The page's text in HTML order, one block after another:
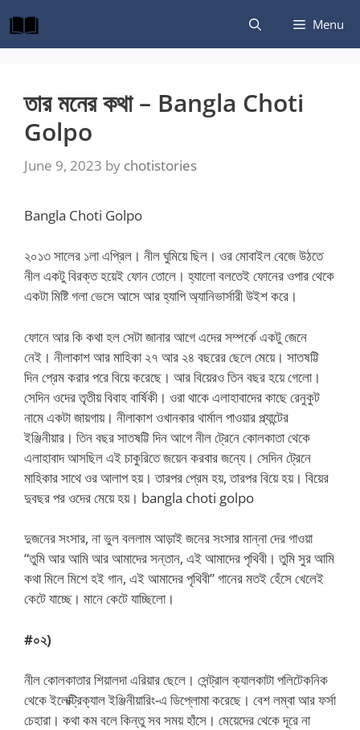
to
content
Menu
তার মনের কথা – Bangla Choti
Golpo
June 9, 2023 by chotistories
Bangla Choti Golpo
২০১৩ সালের ১লা এপ্রিল। নীল ঘুমিয়ে ছিল। ওর মোবাইল বেজে উঠতে
নীল একটু বিরক্ত হয়েই ফোন তোলে। হ্যালো বলতেই ফোনের ওপার থেকে
একটা মিষ্টি গলা ভেসে আসে আর হ্যাপি অ্যানিভার্সারী উইশ করে।
ফোনে আর কি কথা হল সেটা জানার আগে এদের সম্পর্কে একটু জেনে
নেই। নীলাকাশ আর মাহিকা ২৭ আর ২৪ বছরের ছেলে মেয়ে। সাতষট্টি
দিন প্রেম করার পরে বিয়ে করেছে। আর বিয়েরও তিন বছর হয়ে গেলো।
সেদিন ওদের তৃতীয় বিবাহ বার্ষিকী। ওরা থাকে এলাহাবাদের কাছে রেনুকুট
নামে একটা জায়গায়। নীলাকাশ ওখানকার থার্মাল পাওয়ার প্ল্যান্টের
ইঞ্জিনীয়ার। তিন বছর সাতষট্টি দিন আগে নীল ট্রেনে কোলকাতা থেকে
এলাহাবাদ আসছিল এই চাকুরিতে জয়েন করবার জন্যে। সেদিন ট্রেনে
মাহিকার সাথে ওর আলাপ হয়। তারপর প্রেম হয়, তারপর বিয়ে হয়। বিয়ের
দুবছর পর ওদের মেয়ে হয়। bangla choti golpo
দুজনের সংসার, না ভুল বললাম আড়াই জনের সংসার মান্না দের গাওয়া
“তুমি আর আমি আর আমাদের সন্তান, এই আমাদের পৃথিবী। তুমি সুর আমি
কথা মিলে মিশে হই গান, এই আমাদের পৃথিবী” গানের মতই হেঁসে খেলেই
কেটে যাচ্ছে। মানে কেটে যাচ্ছিলো।
#০২)
নীল কোলকাতার শিয়ালদা এরিয়ার ছেলে। সেন্ট্রাল ক্যালকাটা পলিটেকনিক
থেকে ইলেক্ট্রিক্যাল ইঞ্জিনীয়ারিং-এ ডিপ্লোমা করেছে। বেশ লম্বা আর ফর্সা
চেহারা। কথা কম বলে কিন্তু সব সময় হাঁসে। মেয়েদের থেকে দূরে না